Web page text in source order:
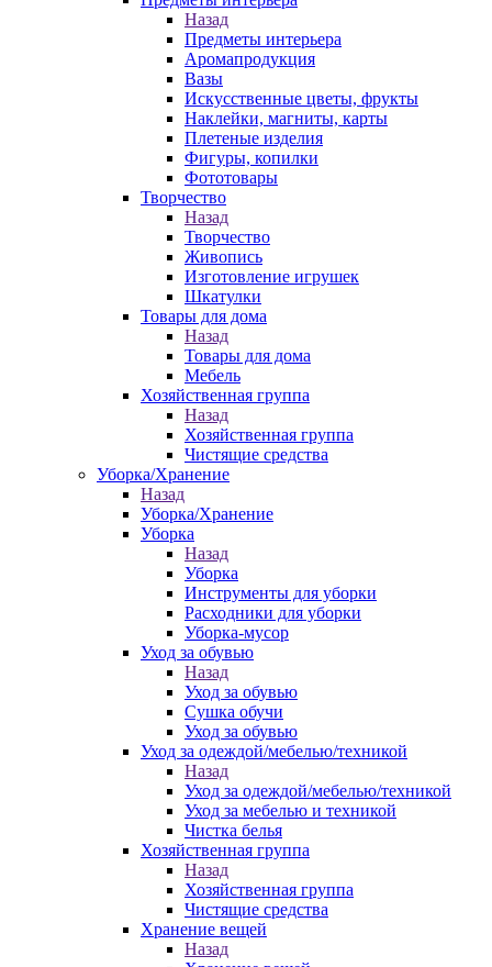
Назад
Предметы интерьера
Аромапродукция
Вазы
Искусственные цветы, фрукты
Наклейки, магниты, карты
Плетеные изделия
Фигуры, копилки
Фототовары
Творчество
Назад
Творчество
Живопись
Изготовление игрушек
Шкатулки
Товары для дома
Назад
Товары для дома
Мебель
Хозяйственная группа
Назад
Хозяйственная группа
Чистящие средства
Уборка/Хранение
Назад
Уборка/Хранение
Уборка
Назад
Уборка
Инструменты для уборки
Расходники для уборки
Уборка-мусор
Уход за обувью
Назад
Уход за обувью
Сушка обучи
Уход за обувью
Уход за одеждой/мебелью/техникой
Назад
Уход за одеждой/мебелью/техникой
Уход за мебелью и техникой
Чистка белья
Хозяйственная группа
Назад
Хозяйственная группа
Чистящие средства
Хранение вещей
Назад